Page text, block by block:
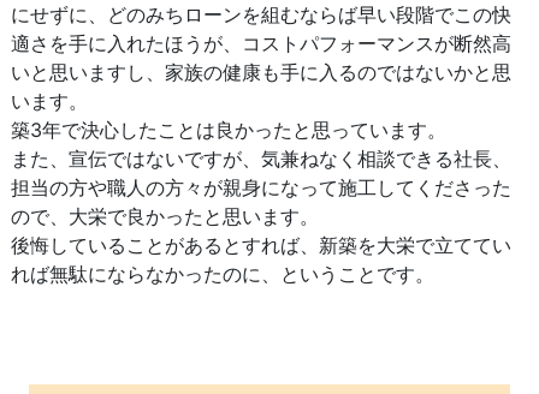
にせずに、どのみちローンを組むならば早い段階でこの快
適さを手に入れたほうが、コストパフォーマンスが断然高
いと思いますし、家族の健康も手に入るのではないかと思
います。
築3年で決心したことは良かったと思っています。
また、宣伝ではないですが、気兼ねなく相談できる社長、
担当の方や職人の方々が親身になって施工してくださった
ので、大栄で良かったと思います。
後悔していることがあるとすれば、新築を大栄で立ててい
れば無駄にならなかったのに、ということです。